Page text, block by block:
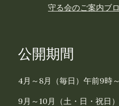
守る会のご案内ブ
公開期間
4月～8月（毎日）午前9時
9月～10月（土・日・祝日